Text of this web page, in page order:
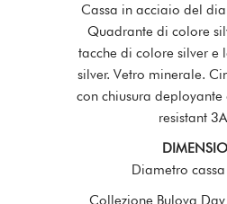
Cassa in acciaio del
Quadrante di colore
tacche di colore silver e
silver. Vetro minerale.
con chiusura
resistant
Diametro
Collezione Bulova